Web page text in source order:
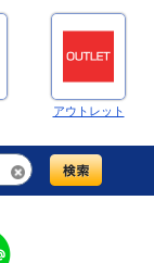
アウトレット